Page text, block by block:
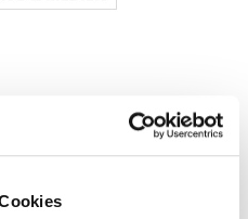
ESSEN & TRINKEN
& BEHÖRDEN
& WELLNESS